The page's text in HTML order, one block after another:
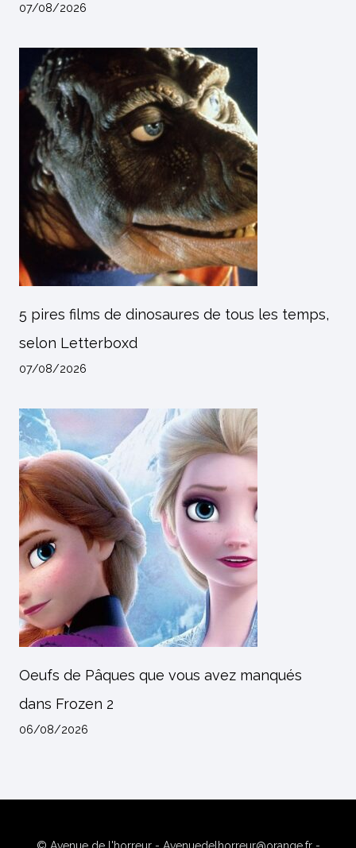
07/08/2026
5 pires films de dinosaures de tous les temps,
selon Letterboxd
07/08/2026
Oeufs de Pâques que vous avez manqués
dans Frozen 2
06/08/2026